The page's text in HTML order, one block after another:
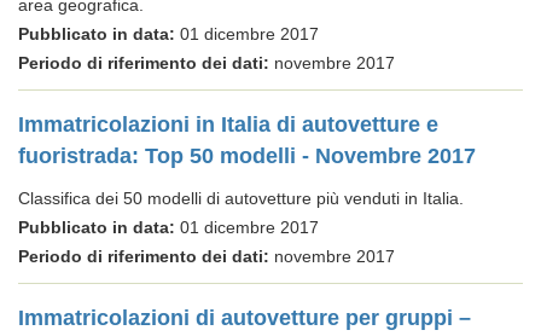
area geografica.
Pubblicato in data: 01 dicembre 2017
Periodo di riferimento dei dati: novembre 2017
Immatricolazioni in Italia di autovetture e
fuoristrada: Top 50 modelli - Novembre 2017
Classifica dei 50 modelli di autovetture più venduti in Italia.
Pubblicato in data: 01 dicembre 2017
Periodo di riferimento dei dati: novembre 2017
Immatricolazioni di autovetture per gruppi –